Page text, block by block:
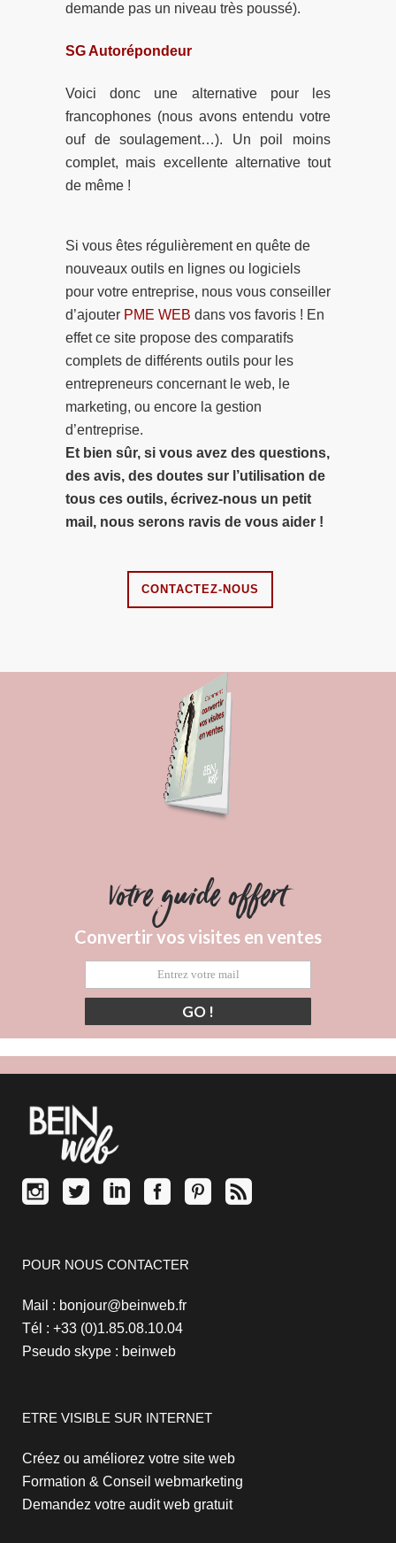
demande pas un niveau très poussé).
SG Autorépondeur
Voici donc une alternative pour les
francophones (nous avons entendu votre
ouf de soulagement…). Un poil moins
complet, mais excellente alternative tout
de même !
Si vous êtes régulièrement en quête de
nouveaux outils en lignes ou logiciels
pour votre entreprise, nous vous conseiller
d’ajouter PME WEB dans vos favoris ! En
effet ce site propose des comparatifs
complets de différents outils pour les
entrepreneurs concernant le web, le
marketing, ou encore la gestion
d’entreprise.
Et bien sûr, si vous avez des questions,
des avis, des doutes sur l’utilisation de
tous ces outils, écrivez-nous un petit
mail, nous serons ravis de vous aider !
CONTACTEZ-NOUS
Votre guide offert
Convertir vos visites en ventes
GO !
POUR NOUS CONTACTER
Mail : bonjour@beinweb.fr
Tél : +33 (0)1.85.08.10.04
Pseudo skype : beinweb
ETRE VISIBLE SUR INTERNET
Créez ou améliorez votre site web
Formation & Conseil webmarketing
Demandez votre audit web gratuit